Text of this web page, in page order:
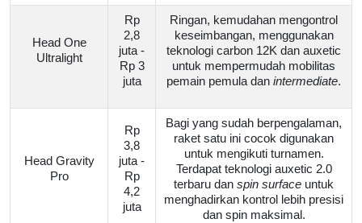
Head One
Ultralight
Rp
2,8
juta -
Rp 3
juta
Ringan, kemudahan mengontrol
keseimbangan, menggunakan
teknologi carbon 12K dan auxetic
untuk mempermudah mobilitas
pemain pemula dan intermediate.
Head Gravity
Pro
Rp
3,8
juta -
Rp
4,2
juta
Bagi yang sudah berpengalaman,
raket satu ini cocok digunakan
untuk mengikuti turnamen.
Terdapat teknologi auxetic 2.0
terbaru dan spin surface untuk
menghadirkan kontrol lebih presisi
dan spin maksimal.